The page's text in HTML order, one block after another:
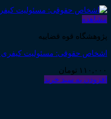
مشاهده
پژوهشگاه قوه قضاییه
اشخاص حقوقی: مسئولیت کیفری
۱۱۰,۰۰۰ تومان
افزودن به سبد خرید